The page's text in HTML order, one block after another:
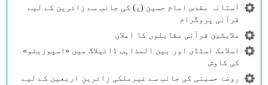
آستانہ مقدس امام حسین (ع) کی جانب سے زائرین کے لیے
قرآنی پروگرام
ملایشین قرآنی مقابلوں کا اعلان
اسلامک اسٹڈی اور بین المذاہب ڈائیلاگ میں «اسپوزیتو»
کی کاوش
روضۂ حسینی کی جانب سے غیرملکی زائرینِ اربعین کے لیے